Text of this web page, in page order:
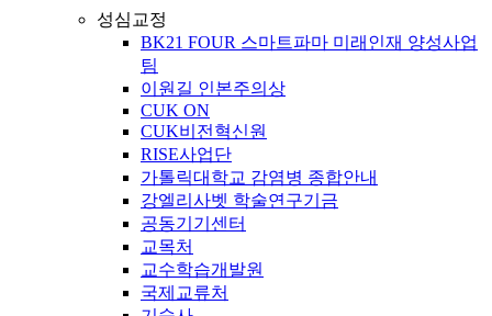
성심교정
BK21 FOUR 스마트파마 미래인재 양성사업
팀
이원길 인본주의상
CUK ON
CUK비전혁신원
RISE사업단
가톨릭대학교 감염병 종합안내
강엘리사벳 학술연구기금
공동기기센터
교목처
교수학습개발원
국제교류처